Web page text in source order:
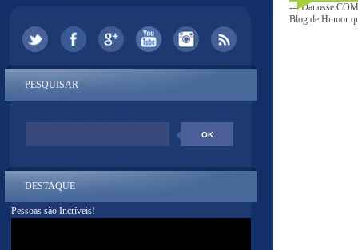
---
Blog de Humor
PESQUISAR
DESTAQUE
Pessoas são Incríveis!